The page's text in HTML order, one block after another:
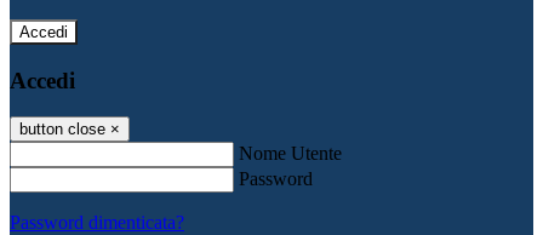
Accedi
Accedi
button close ×
Nome Utente
Password
Password dimenticata?